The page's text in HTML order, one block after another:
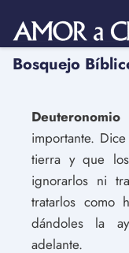
Bosquejo
importante.
tierra y que
ignorarlos ni
tratarlos como
dándoles la
adelante.